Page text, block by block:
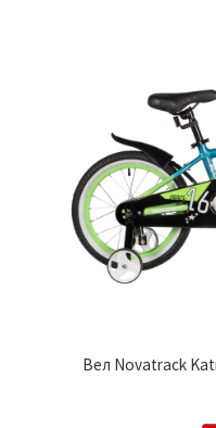
Вел Novatrack